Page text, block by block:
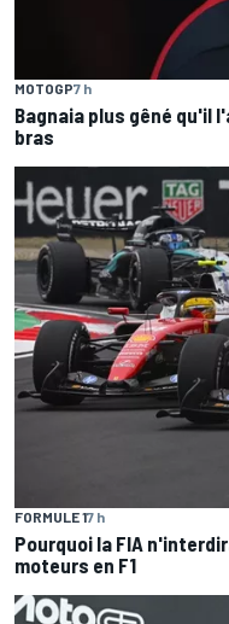
MOTOGP7 h
Bagnaia plus gêné qu'il
bras
FORMULE 17 h
Pourquoi la FIA
moteurs en F1